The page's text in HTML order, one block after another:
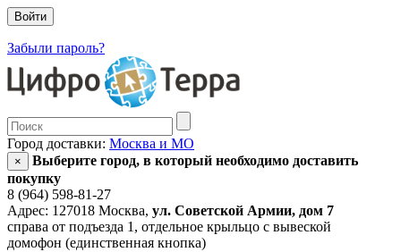
Забыли пароль?
Город доставки: Москва и МО
×
Выберите город, в который необходимо доставить
покупку
8 (964) 598-81-27
Адрес: 127018 Москва, ул. Советской Армии, дом 7
справа от подъезда 1, отдельное крыльцо с вывеской
домофон (единственная кнопка)